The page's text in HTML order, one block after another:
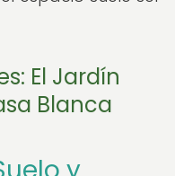
El Jardín
Blanca